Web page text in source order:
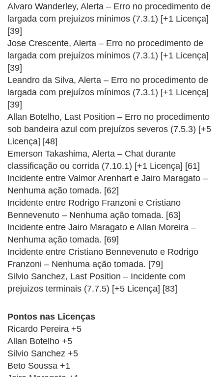
Alvaro Wanderley, Alerta – Erro no procedimento de
largada com prejuízos mínimos (7.3.1) [+1 Licença]
[39]
Jose Crescente, Alerta – Erro no procedimento de
largada com prejuízos mínimos (7.3.1) [+1 Licença]
[39]
Leandro da Silva, Alerta – Erro no procedimento de
largada com prejuízos mínimos (7.3.1) [+1 Licença]
[39]
Allan Botelho, Last Position – Erro no procedimento
sob bandeira azul com prejuízos severos (7.5.3) [+5
Licença] [48]
Emerson Takashima, Alerta – Chat durante
classificação ou corrida (7.10.1) [+1 Licença] [61]
Incidente entre Valmor Arenhart e Jairo Maragato –
Nenhuma ação tomada. [62]
Incidente entre Rodrigo Franzoni e Cristiano
Bennevenuto – Nenhuma ação tomada. [63]
Incidente entre Jairo Maragato e Allan Moreira –
Nenhuma ação tomada. [69]
Incidente entre Cristiano Bennevenuto e Rodrigo
Franzoni – Nenhuma ação tomada. [79]
Silvio Sanchez, Last Position – Incidente com
prejuízos terminais (7.7.5) [+5 Licença] [83]
Pontos nas Licenças
Ricardo Pereira +5
Allan Botelho +5
Silvio Sanchez +5
Beto Soussa +1